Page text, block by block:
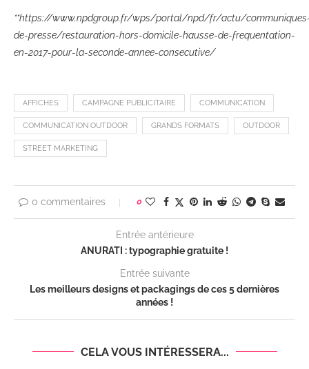
**https://www.npdgroup.fr/wps/portal/npd/fr/actu/
de-presse/restauration-hors-domicile-hausse-de-frequentation-
en-2017-pour-la-seconde-annee-consecutive/
AFFICHES CAMPAGNE PUBLICITAIRE COMMUNICATION
COMMUNICATION OUTDOOR GRANDS FORMATS OUTDOOR
STREET MARKETING
0 commentaires 0
Entrée antérieure
ANURATI : typographie gratuite !
Entrée suivante
Les meilleurs designs et packagings de ces 5 dernières
années !
CELA VOUS INTÉRESSERA...